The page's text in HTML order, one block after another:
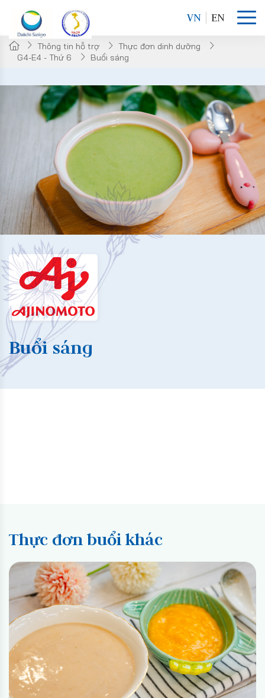
VN EN
Thông tin hỗ trợ
Thực đơn dinh dưỡng
G4-E4 - Thứ 6
Buổi sáng
Buổi sáng
Thực đơn buổi khác